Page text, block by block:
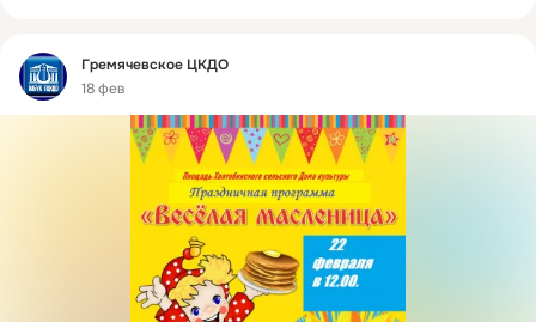
Фид
Гремячевское ЦКДО
18 фев